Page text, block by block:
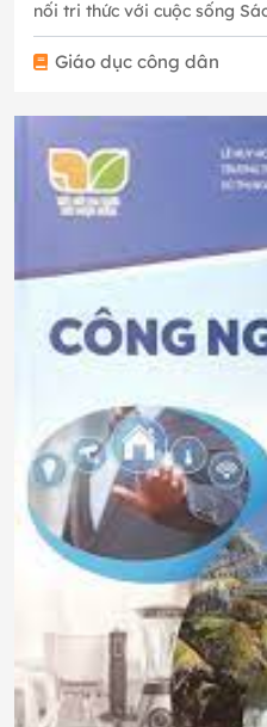
nối tri thức với cuộc sống
Giáo dục công dân